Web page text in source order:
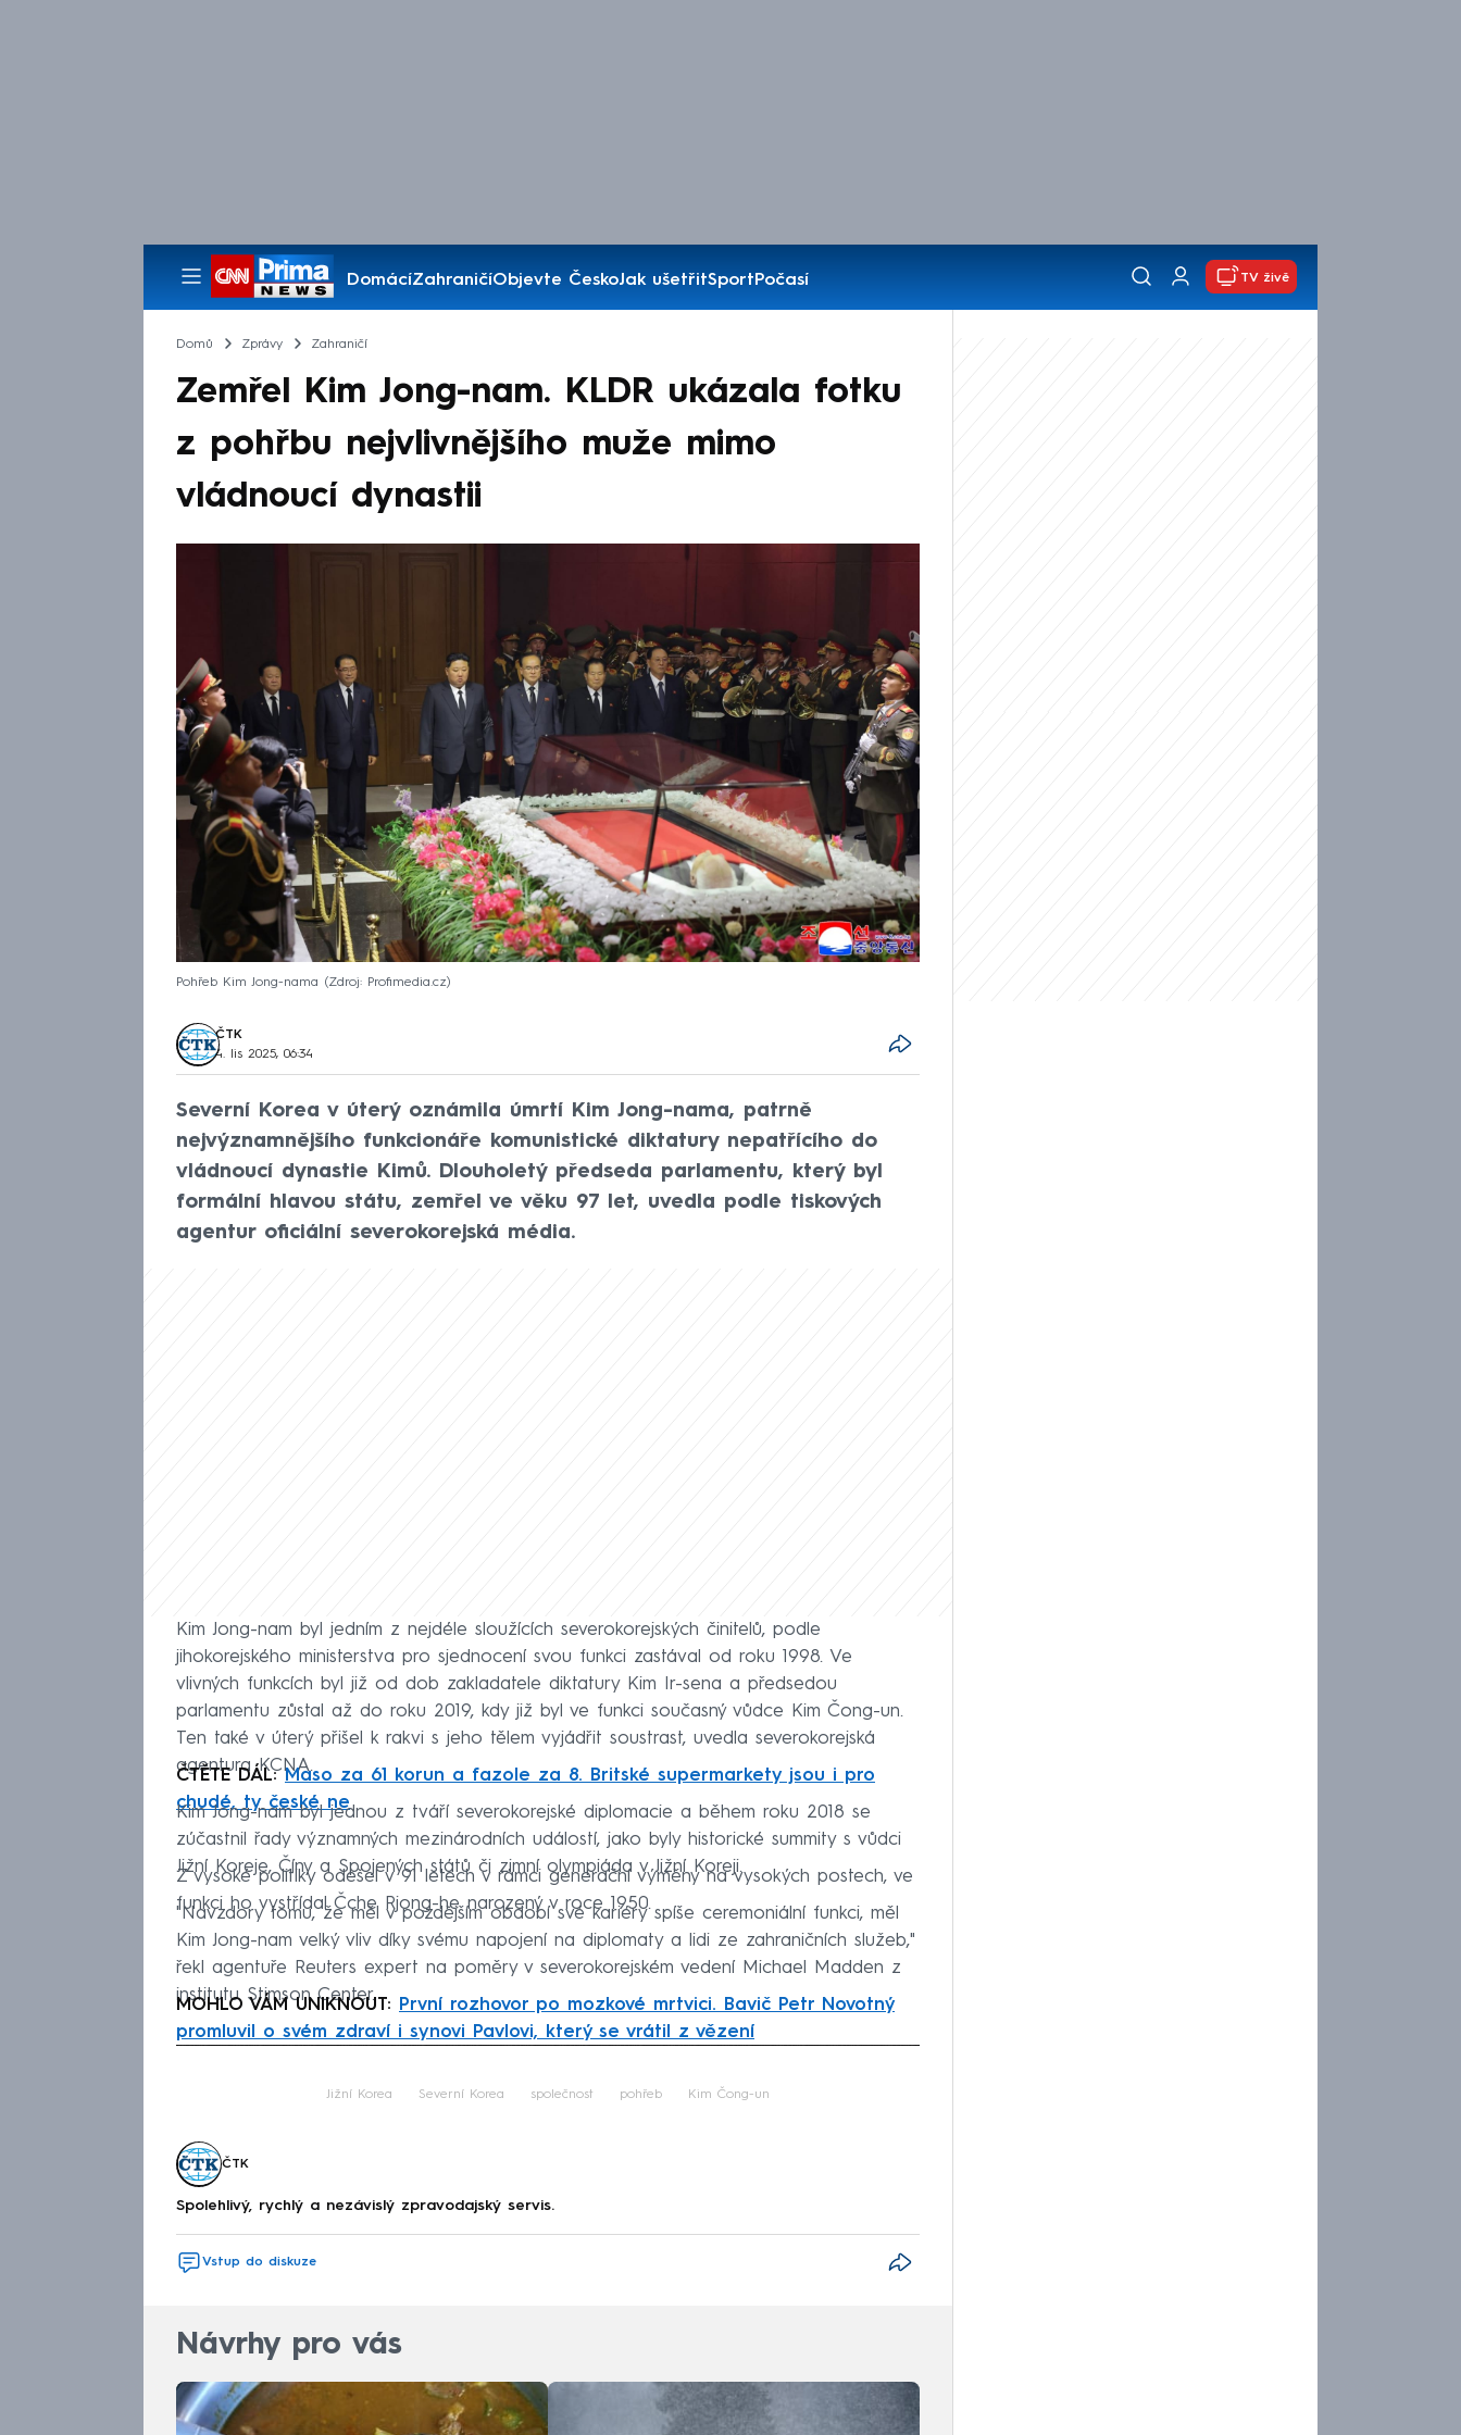
DomácíZahraničíObjevte ČeskoJak ušetřitSportPočasí
Pořady
TV živě
Domů Zprávy Zahraničí
Zemřel Kim Jong-nam. KLDR ukázala fotku
z pohřbu nejvlivnějšího muže mimo
vládnoucí dynastii
Pohřeb Kim Jong-nama Zdroj: Profimedia.cz
ČTK
4. lis 2025, 06:34
Severní Korea v úterý oznámila úmrtí Kim Jong-nama, patrně
nejvýznamnějšího funkcionáře komunistické diktatury nepatřícího do
vládnoucí dynastie Kimů. Dlouholetý předseda parlamentu, který byl
formální hlavou státu, zemřel ve věku 97 let, uvedla podle tiskových
agentur oficiální severokorejská média.
Kim Jong-nam byl jedním z nejdéle sloužících severokorejských činitelů, podle
jihokorejského ministerstva pro sjednocení svou funkci zastával od roku 1998. Ve
vlivných funkcích byl již od dob zakladatele diktatury Kim Ir-sena a předsedou
parlamentu zůstal až do roku 2019, kdy již byl ve funkci současný vůdce Kim Čong-un.
Ten také v úterý přišel k rakvi s jeho tělem vyjádřit soustrast, uvedla severokorejská
agentura KCNA.
ČTĚTE DÁL:Maso za 61 korun a fazole za 8. Britské supermarkety jsou i pro
chudé, ty české ne
Kim Jong-nam byl jednou z tváří severokorejské diplomacie a během roku 2018 se
zúčastnil řady významných mezinárodních událostí, jako byly historické summity s vůdci
Jižní Koreje, Číny a Spojených států či zimní olympiáda v Jižní Koreji.
Z vysoké politiky odešel v 91 letech v rámci generační výměny na vysokých postech, ve
funkci ho vystřídal Čche Rjong-he narozený v roce 1950.
"Navzdory tomu, že měl v pozdějším období své kariéry spíše ceremoniální funkci, měl
Kim Jong-nam velký vliv díky svému napojení na diplomaty a lidi ze zahraničních služeb,"
řekl agentuře Reuters expert na poměry v severokorejském vedení Michael Madden z
institutu Stimson Center.
MOHLO VÁM UNIKNOUT:
První rozhovor po mozkové mrtvici. Bavič Petr Novotný
promluvil o svém zdraví i synovi Pavlovi, který se vrátil z vězení
Jižní Korea Severní Korea společnost pohřeb Kim Čong-un
ČTK
Spolehlivý, rychlý a nezávislý zpravodajský servis.
Vstup do diskuze
Návrhy pro vás